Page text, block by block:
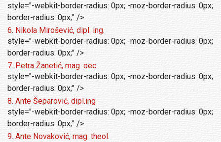
style="-webkit-border-radius: 0px; -moz-border-radius: 0px;
border-radius: 0px;" />
6. Nikola Mirošević, dipl. ing.
style="-webkit-border-radius: 0px; -moz-border-radius: 0px;
border-radius: 0px;" />
7. Petra Žanetić, mag. oec.
style="-webkit-border-radius: 0px; -moz-border-radius: 0px;
border-radius: 0px;" />
8. Ante Šeparović, dipl.ing
style="-webkit-border-radius: 0px; -moz-border-radius: 0px;
border-radius: 0px;" />
9. Ante Novaković, mag. theol.